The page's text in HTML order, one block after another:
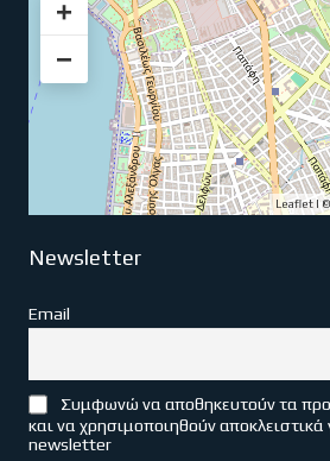
+
−
Leaflet | ©
Newsletter
Email
Συμφωνώ να αποθηκευτούν τα
και να χρησιμοποιηθούν αποκλειστικά
newsletter